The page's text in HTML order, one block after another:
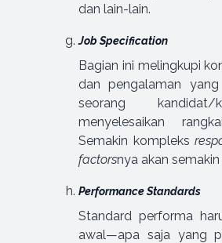
dan lain-lain.
Job Specification
Bagian ini melingkupi
dan pengalaman
seorang kandidat/
menyelesaikan
Semakin kompleks
factorsnya akan
Performance Standards
Standard performa
awal—apa saja yang